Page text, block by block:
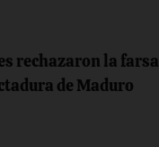
rechazaron la farsa
de Maduro